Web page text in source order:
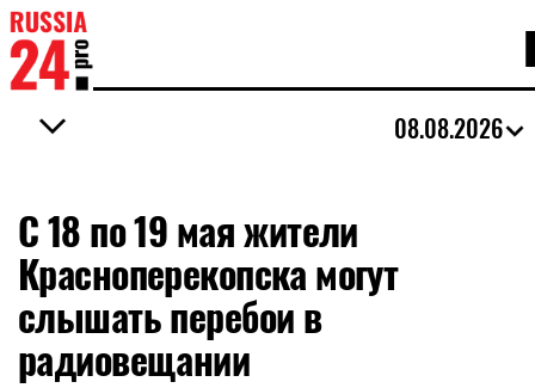
08.08.2026
С 18 по 19 мая жители
Красноперекопска могут
слышать перебои в
радиовещании